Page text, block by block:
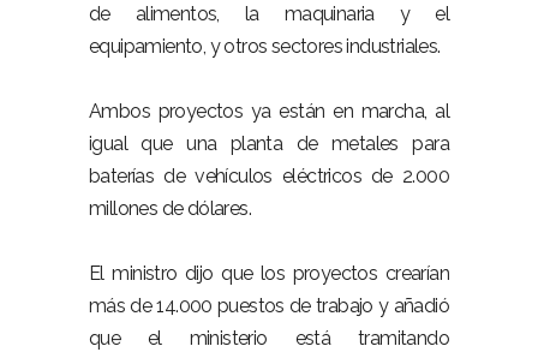
de alimentos, la maquinaria y el
equipamiento, y otros sectores industriales.
Ambos proyectos ya están en marcha, al
igual que una planta de metales para
baterías de vehículos eléctricos de 2.000
millones de dólares.
El ministro dijo que los proyectos crearían
más de 14.000 puestos de trabajo y añadió
que el ministerio está tramitando